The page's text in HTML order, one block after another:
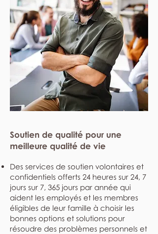
Soutien de qualité pour une
meilleure qualité de vie
Des services de soutien volontaires et
confidentiels offerts 24 heures sur 24, 7
jours sur 7, 365 jours par année qui
aident les employés et les membres
éligibles de leur famille à choisir les
bonnes options et solutions pour
résoudre des problèmes personnels et